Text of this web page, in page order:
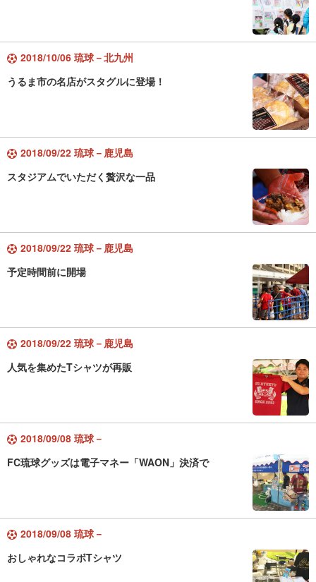
2018/10/06 琉球－北九州
うるま市の名店がスタグルに登場！
2018/09/22 琉球－鹿児島
スタジアムでいただく贅沢な一品
2018/09/22 琉球－鹿児島
予定時間前に開場
2018/09/22 琉球－鹿児島
人気を集めたTシャツが再販
2018/09/08 琉球－
FC琉球グッズは電子マネー「WAON」決済で
2018/09/08 琉球－
おしゃれなコラボTシャツ